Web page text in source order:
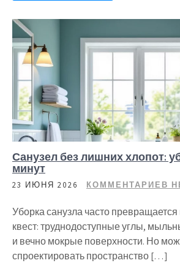
Санузел без лишних хлопот:
минут
23 ИЮНЯ 2026 КОММЕНТАРИЕВ
Уборка санузла часто
квест: труднодоступные углы,
и вечно мокрые поверхности. Но
спроектировать пространство […]